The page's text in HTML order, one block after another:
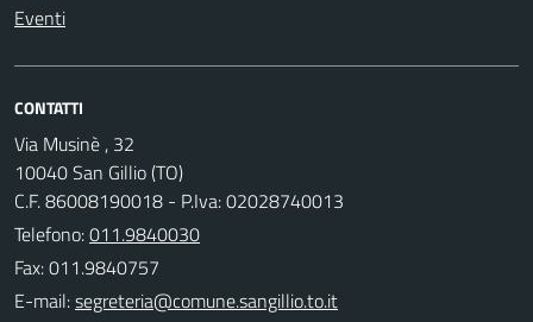
Eventi
CONTATTI
Via Musinè , 32
10040 San Gillio (TO)
C.F. 86008190018 - P.Iva: 02028740013
Telefono:011.9840030
Fax: 011.9840757
E-mail: